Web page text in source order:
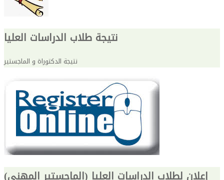
نتيجة طلاب الدراسات العليا
نتيجة الدكتوراة و الماجستير
إعلان لطلاب الدراسات العليا (الماجستير المهني)